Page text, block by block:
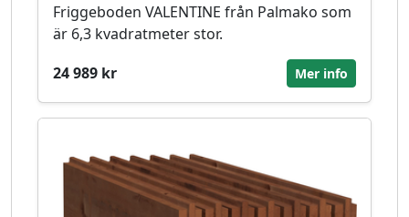
Friggeboden VALENTINE från Palmako som
är 6,3 kvadratmeter stor.
24 989 kr
Mer info